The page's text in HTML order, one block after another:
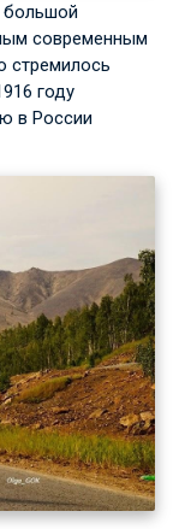
большой
современным
стремилось
году
в России